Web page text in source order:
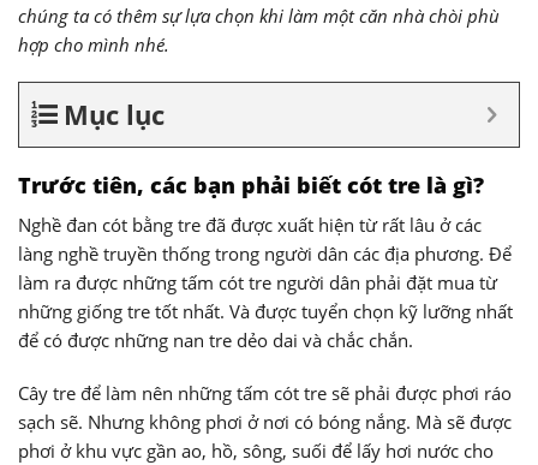
chúng ta có thêm sự lựa chọn khi làm một căn nhà chòi phù
hợp cho mình nhé.
Mục lục
Trước tiên, các bạn phải biết cót tre là gì?
Nghề đan cót bằng tre đã được xuất hiện từ rất lâu ở các
làng nghề truyền thống trong người dân các địa phương. Để
làm ra được những tấm cót tre người dân phải đặt mua từ
những giống tre tốt nhất. Và được tuyển chọn kỹ lưỡng nhất
để có được những nan tre dẻo dai và chắc chắn.
Cây tre để làm nên những tấm cót tre sẽ phải được phơi ráo
sạch sẽ. Nhưng không phơi ở nơi có bóng nắng. Mà sẽ được
phơi ở khu vực gần ao, hồ, sông, suối để lấy hơi nước cho